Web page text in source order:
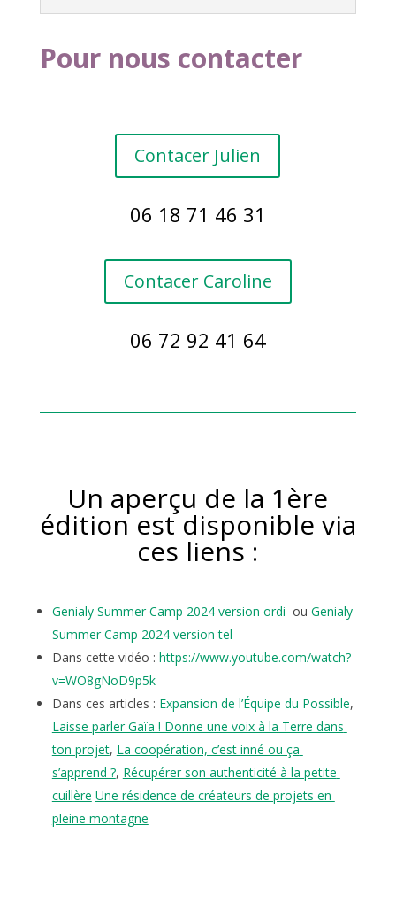
Pour nous contacter
Contacer Julien
06 18 71 46 31
Contacer Caroline
06 72 92 41 64
Un aperçu de la 1ère
édition est disponible via
ces liens :
Genialy Summer Camp 2024 version ordi ou Genialy
Summer Camp 2024 version tel
Dans cette vidéo : https://www.youtube.com/watch?
v=WO8gNoD9p5k
Dans ces articles : Expansion de l’Équipe du Possible,
Laisse parler Gaïa ! Donne une voix à la Terre dans
ton projet, La coopération, c’est inné ou ça
s’apprend ?, Récupérer son authenticité à la petite
cuillère Une résidence de créateurs de projets en
pleine montagne